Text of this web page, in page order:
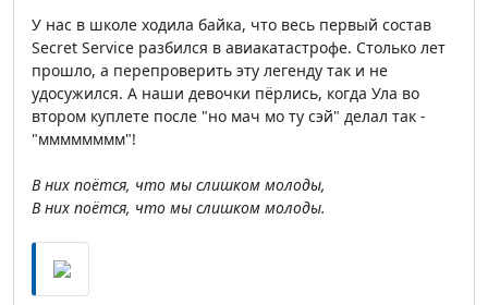
У нас в школе ходила байка, что весь первый состав
Secret Service разбился в авиакатастрофе. Столько лет
прошло, а перепроверить эту легенду так и не
удосужился. А наши девочки пёрлись, когда Ула во
втором куплете после "но мач мо ту сэй" делал так -
"мммммммм"!
В них поётся, что мы слишком молоды,
В них поётся, что мы слишком молоды.